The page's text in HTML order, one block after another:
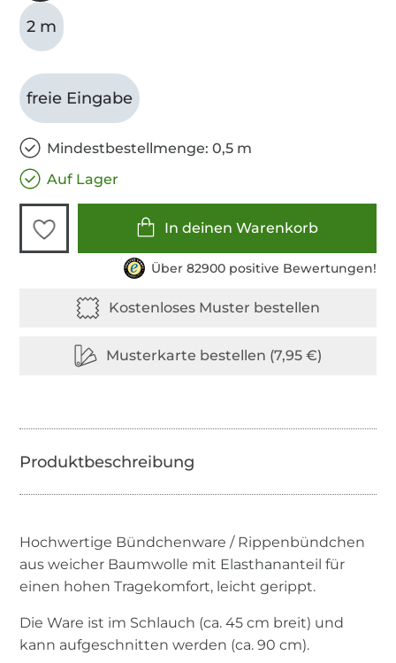
2 m
freie Eingabe
Mindestbestellmenge: 0,5 m
Auf Lager
In deinen Warenkorb
Über 82900 positive Bewertungen!
Hochwertige Bündchenware / Rippenbündchen
aus weicher Baumwolle mit Elasthananteil für
einen hohen Tragekomfort, leicht gerippt.
Die Ware ist im Schlauch (ca. 45 cm breit) und
kann aufgeschnitten werden (ca. 90 cm).